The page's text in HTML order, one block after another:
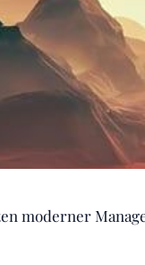
moderner